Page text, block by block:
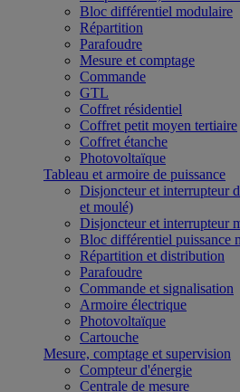
Bloc différentiel modulaire
Répartition
Parafoudre
Mesure et comptage
Commande
GTL
Coffret résidentiel
Coffret petit moyen tertiaire
Coffret étanche
Photovoltaïque
Tableau et armoire de puissance
Disjoncteur et interrupteur
et moulé)
Disjoncteur et interrupteur
Bloc différentiel puissance
Répartition et distribution
Parafoudre
Commande et signalisation
Armoire électrique
Photovoltaïque
Cartouche
Mesure, comptage et supervision
Compteur d'énergie
Centrale de mesure